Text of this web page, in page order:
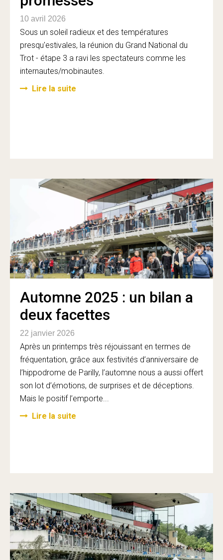
10 avril 2026
Sous un soleil radieux et des températures
presqu'estivales, la réunion du Grand National du
Trot - étape 3 a ravi les spectateurs comme les
internautes/mobinautes.
Lire la suite
Automne 2025 : un bilan a
deux facettes
22 janvier 2026
Après un printemps très réjouissant en termes de
fréquentation, grâce aux festivités d’anniversaire de
l’hippodrome de Parilly, l’automne nous a aussi offert
son lot d’émotions, de surprises et de déceptions.
Mais le positif l’emporte...
Lire la suite